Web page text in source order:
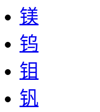
镁
钨
钼
钒